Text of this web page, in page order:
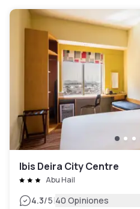
Ibis Deira City Centre
Abu Hail
4.3/5|40 Opiniones